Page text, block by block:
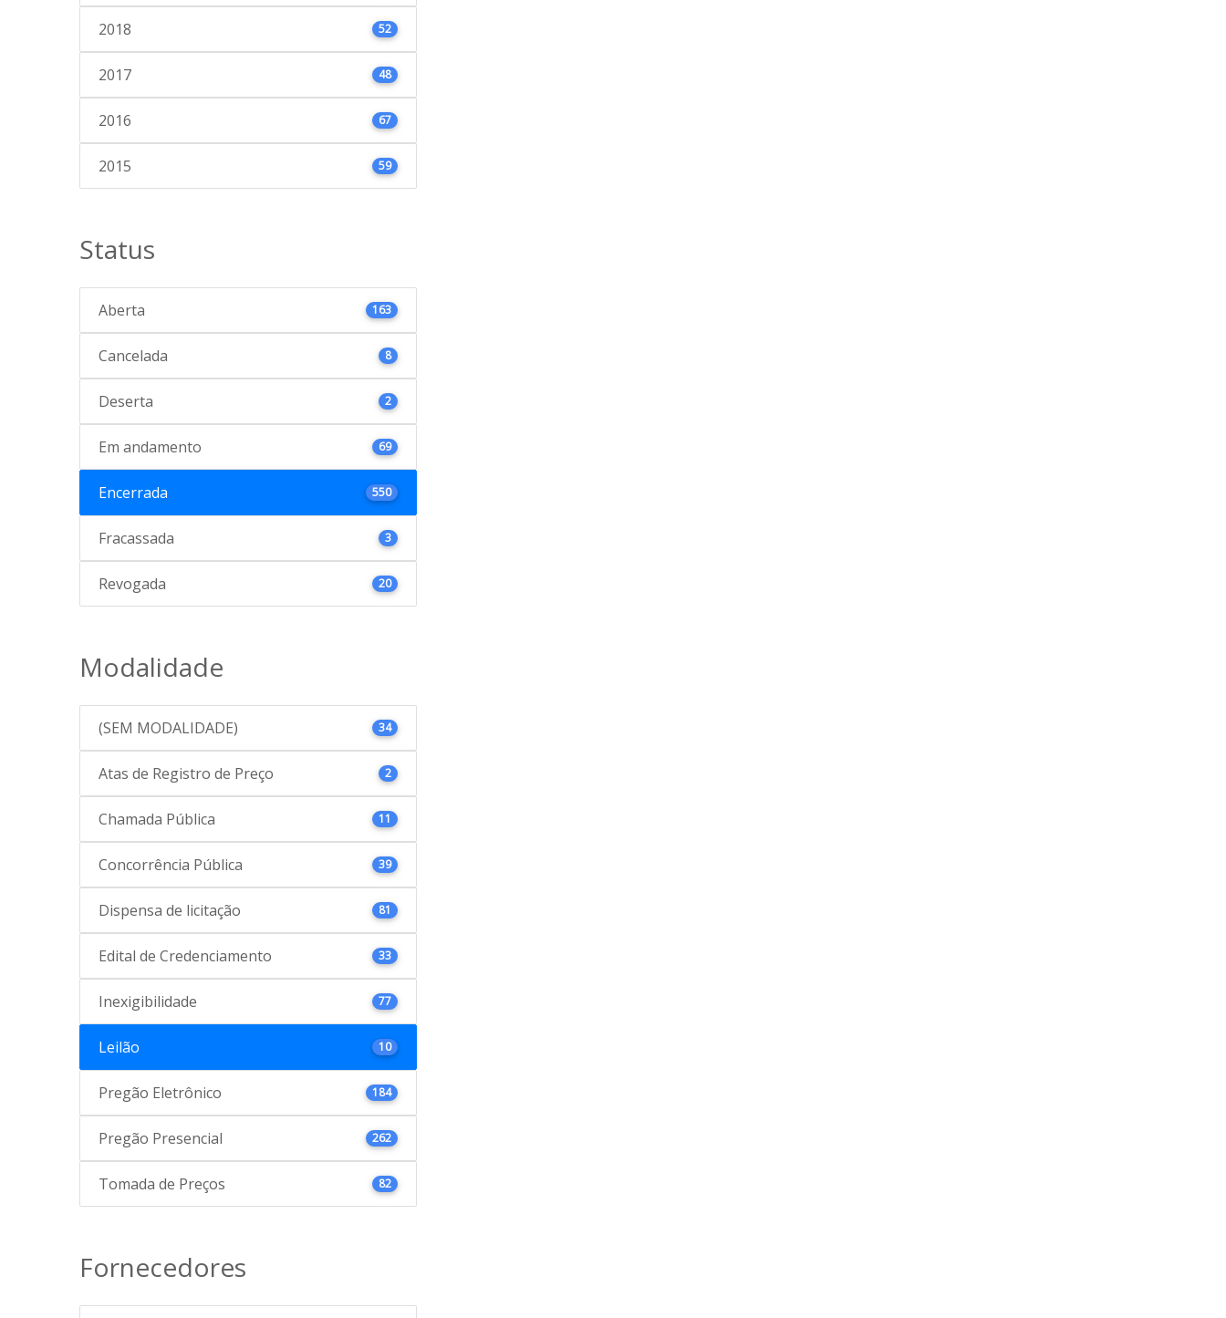
2018 52
2017 48
2016 67
2015 59
Status
Aberta 163
Cancelada 8
Deserta 2
Em andamento 69
Encerrada 550
Fracassada 3
Revogada 20
Modalidade
(SEM MODALIDADE) 34
Atas de Registro de Preço 2
Chamada Pública 11
Concorrência Pública 39
Dispensa de licitação 81
Edital de Credenciamento 33
Inexigibilidade 77
Leilão 10
Pregão Eletrônico 184
Pregão Presencial 262
Tomada de Preços 82
Fornecedores